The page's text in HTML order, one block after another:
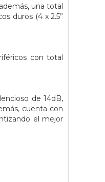
una total
duros (4 x 2.5”
con total
de 14dB,
cuenta con
el mejor